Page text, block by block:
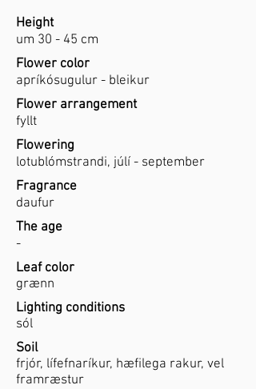
Height
um 30 - 45 cm
Flower color
apríkósugulur - bleikur
Flower arrangement
fyllt
Flowering
lotublómstrandi, júlí - september
Fragrance
daufur
The age
-
Leaf color
grænn
Lighting conditions
sól
Soil
frjór, lífefnaríkur, hæfilega rakur, vel
framræstur